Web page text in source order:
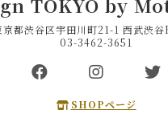
TOKYO by
京都渋谷区宇田川町21-1 西武渋谷
03-3462-3651
SHOPページ